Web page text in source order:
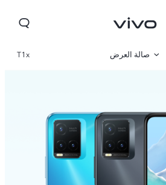
T1x صالة العرض
مواصفات المنتج